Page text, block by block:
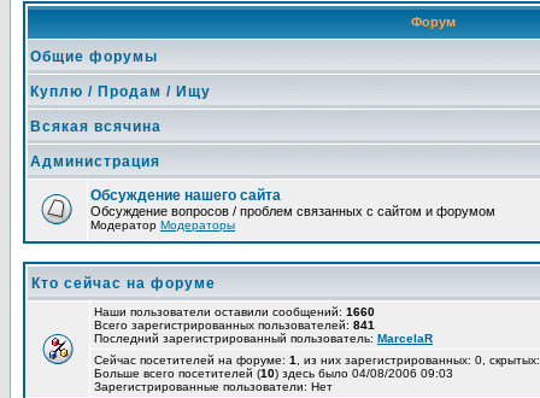
Форум
Общие форумы
Куплю / Продам / Ищу
Всякая всячина
Администрация
Обсуждение нашего сайта
Обсуждение вопросов / проблем связанных с сайтом и форумом
Модератор Модераторы
Кто сейчас на форуме
Наши пользователи оставили сообщений: 1660
Всего зарегистрированных пользователей: 841
Последний зарегистрированный пользователь: MarcelaR
Сейчас посетителей на форуме: 1
, из них зарегистрированных: 0,
Больше всего посетителей (10) здесь было 04/08/2006 09:03
Зарегистрированные пользователи: Нет